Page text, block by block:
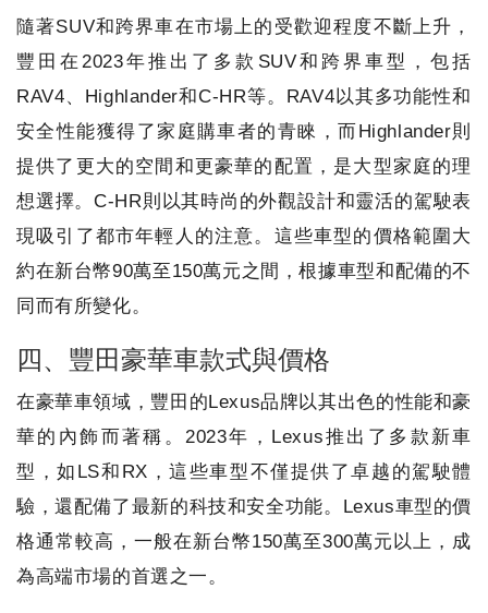
隨著SUV和跨界車在市場上的受歡迎程度不斷上升，
豐田在2023年推出了多款SUV和跨界車型，包括
RAV4、Highlander和C-HR等。RAV4以其多功能性和
安全性能獲得了家庭購車者的青睞，而Highlander則
提供了更大的空間和更豪華的配置，是大型家庭的理
想選擇。C-HR則以其時尚的外觀設計和靈活的駕駛表
現吸引了都市年輕人的注意。這些車型的價格範圍大
約在新台幣90萬至150萬元之間，根據車型和配備的不
同而有所變化。
四、豐田豪華車款式與價格
在豪華車領域，豐田的Lexus品牌以其出色的性能和豪
華的內飾而著稱。2023年，Lexus推出了多款新車
型，如LS和RX，這些車型不僅提供了卓越的駕駛體
驗，還配備了最新的科技和安全功能。Lexus車型的價
格通常較高，一般在新台幣150萬至300萬元以上，成
為高端市場的首選之一。